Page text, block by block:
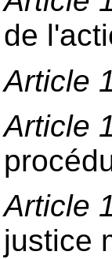
de
Article
Article
Article
justice